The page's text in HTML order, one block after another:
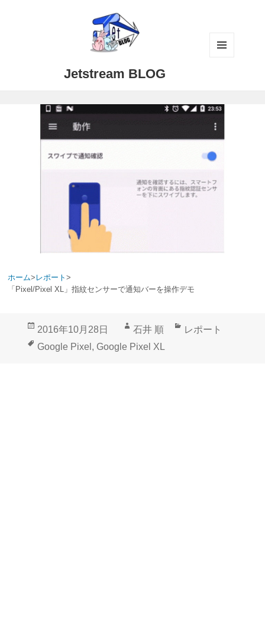
Jetstream BLOG
ホーム> レポート>
「Pixel/Pixel XL」指紋センサーで通知バーを操作デモ
投
稿
2016年10月28日
作
成
石井 順
カ
レポート
タ
Google Pixel , Google Pixel XL